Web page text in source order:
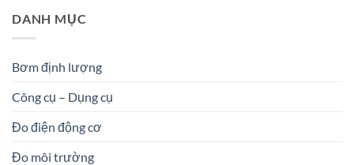
DANH MỤC
Bơm định lượng
Công cụ – Dụng cụ
Đo điện động cơ
Đo môi trường